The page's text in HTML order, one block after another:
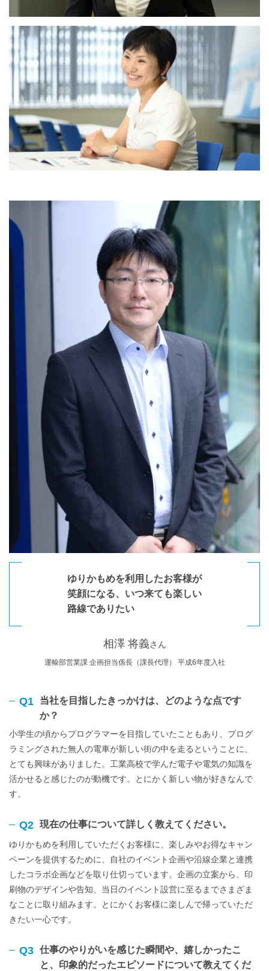
ゆりかもめを利用したお客様が
笑顔になる、いつ来ても楽しい
路線でありたい
相澤 将義さん
運輸部営業課 企画担当係長（課長代理） 平成6年度入社
Q1
当社を目指したきっかけは、どのような点です
か？
小学生の頃からプログラマーを目指していたこともあり、プログ
ラミングされた無人の電車が新しい街の中を走るということに、
とても興味がありました。工業高校で学んだ電子や電気の知識を
活かせると感じたのが動機です。とにかく新しい物が好きなんで
す。
Q2 現在の仕事について詳しく教えてください。
ゆりかもめを利用していただくお客様に、楽しみやお得なキャン
ペーンを提供するために、自社のイベント企画や沿線企業と連携
したコラボ企画などを取り仕切っています。企画の立案から、印
刷物のデザインや告知、当日のイベント設営に至るまでさまざま
なことに取り組みます。とにかくお客様に楽しんで帰っていただ
きたい一心です。
Q3 仕事のやりがいを感じた瞬間や、嬉しかったこ
と、印象的だったエピソードについて教えてくだ